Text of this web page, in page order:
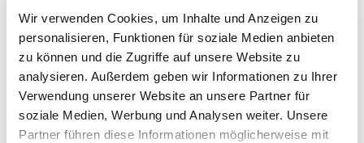
Wir verwenden Cookies, um Inhalte und Anzeigen zu
personalisieren, Funktionen für soziale Medien anbieten
zu können und die Zugriffe auf unsere Website zu
analysieren. Außerdem geben wir Informationen zu Ihrer
Verwendung unserer Website an unsere Partner für
soziale Medien, Werbung und Analysen weiter. Unsere
Partner führen diese Informationen möglicherweise mit
Zateplení střechy šedým polystyrenem Austrotherm EPS